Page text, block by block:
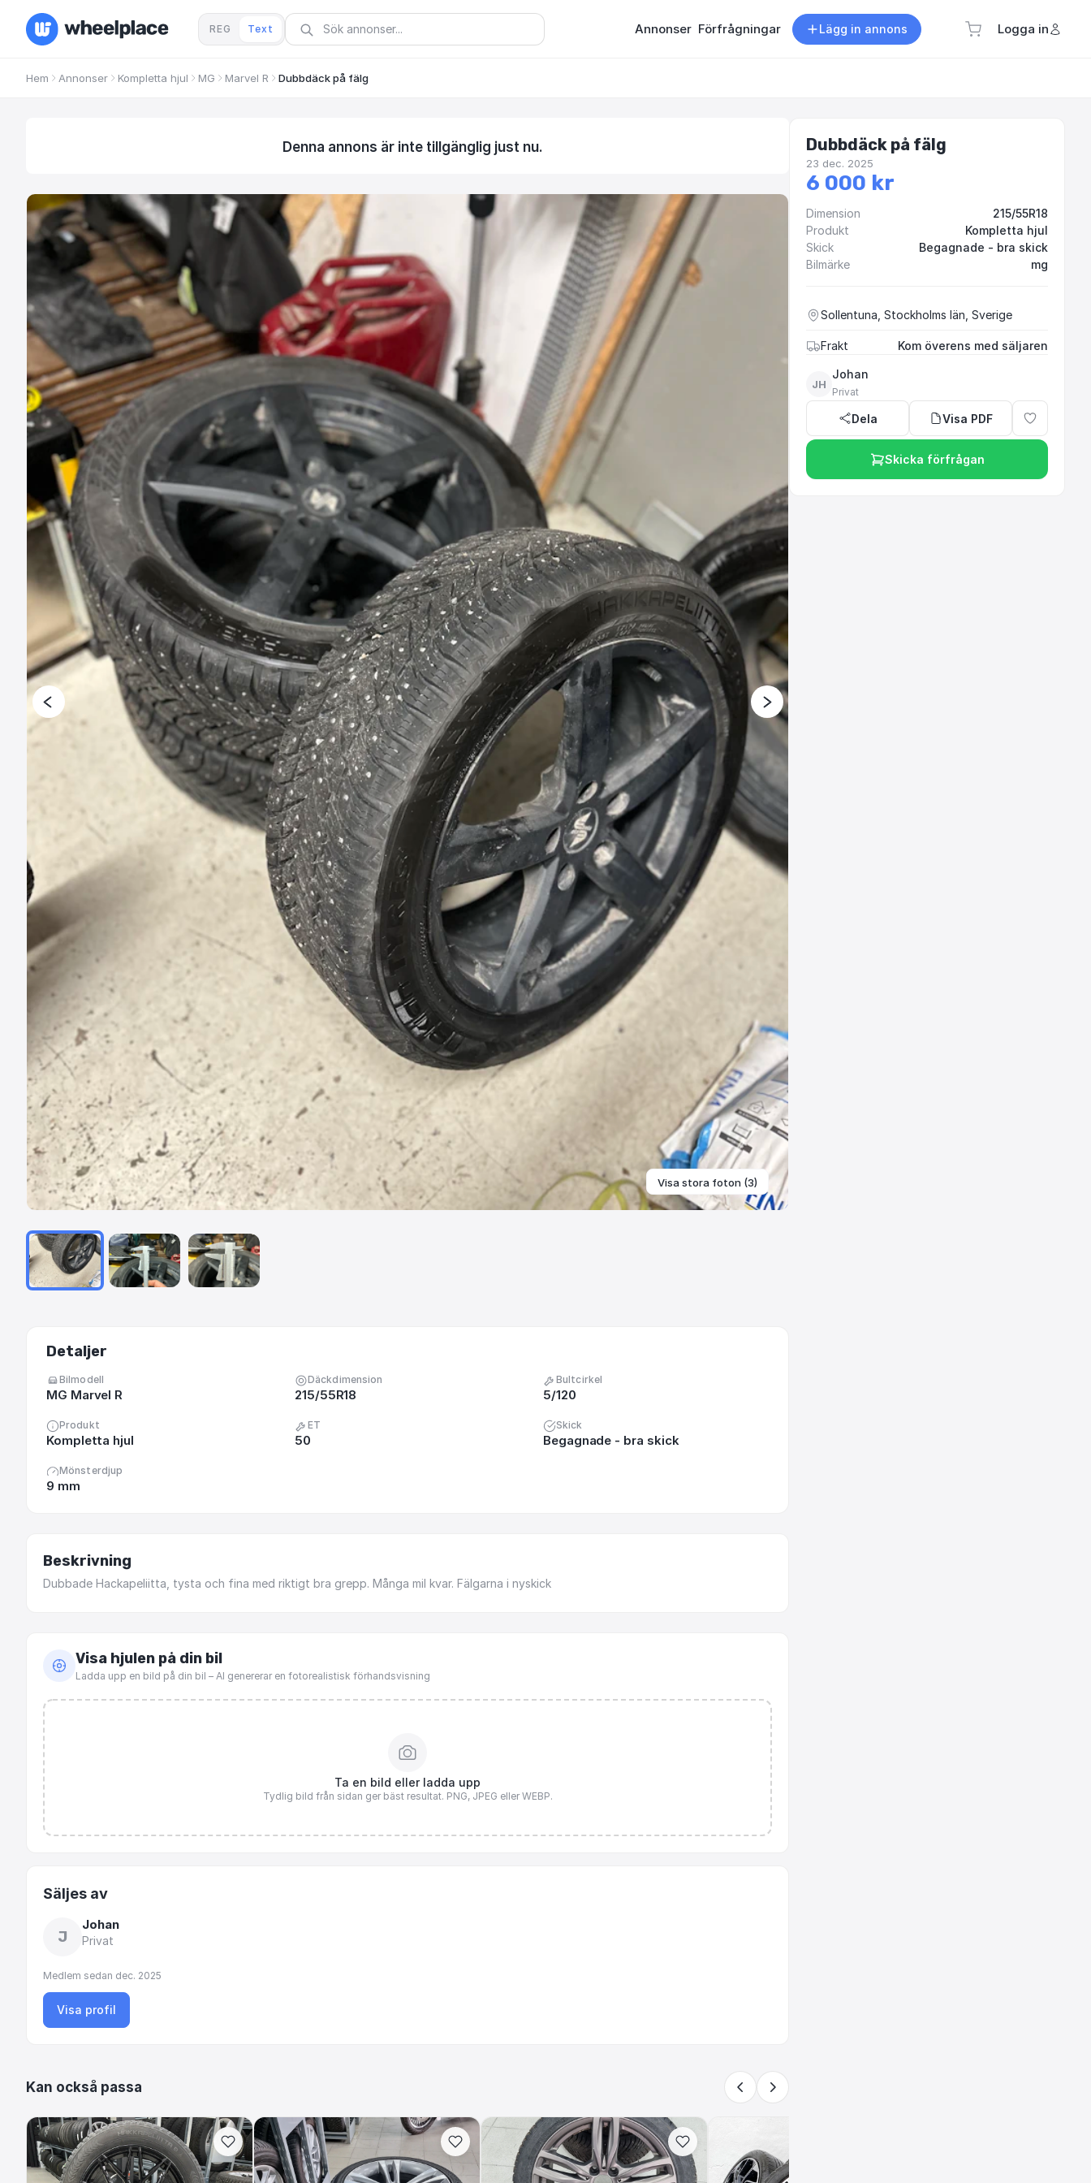
REG Text Annonser Förfrågningar Lägg in annons Logga in
Hem Annonser Kompletta hjul MG Marvel R Dubbdäck på fälg
Denna annons är inte tillgänglig just nu.
Visa stora foton (3)
Detaljer
Bilmodell
MG Marvel R
Däckdimension
215/55R18
Bultcirkel
5/120
Produkt
Kompletta hjul
ET
50
Skick
Begagnade - bra skick
Mönsterdjup
9 mm
Beskrivning
Dubbade Hackapeliitta, tysta och fina med riktigt bra grepp. Många mil kvar. Fälgarna i nyskick
Visa hjulen på din bil
Ladda upp en bild på din bil – AI genererar en fotorealistisk förhandsvisning
Ta en bild eller ladda upp
Tydlig bild från sidan ger bäst resultat. PNG, JPEG eller WEBP.
Säljes av
J
Johan
Privat
Medlem sedan dec. 2025
Visa profil
Kan också passa
Dubbdäck på fälg
23 dec. 2025
6 000 kr
Dimension
215/55R18
Produkt
Kompletta hjul
Skick
Begagnade - bra skick
Bilmärke
mg
Sollentuna, Stockholms län, Sverige
Frakt Kom överens med säljaren
JH
Johan
Privat
Dela Visa PDF
Skicka förfrågan